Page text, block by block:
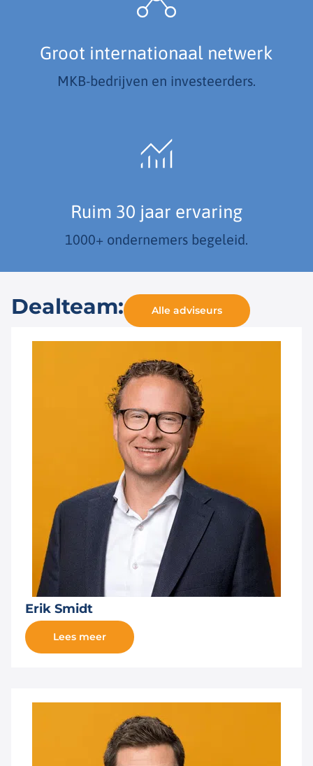
Groot internationaal netwerk
MKB-bedrijven en investeerders.
Ruim 30 jaar ervaring
1000+ ondernemers begeleid.
Dealteam: Alle adviseurs
Erik Smidt
Lees meer